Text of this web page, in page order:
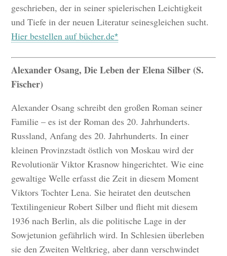
geschrieben, der in seiner spielerischen Leichtigkeit
und Tiefe in der neuen Literatur seinesgleichen sucht.
Hier bestellen auf bücher.de
Alexander Osang, Die Leben der Elena Silber (S.
Fischer)
Alexander Osang schreibt den großen Roman seiner
Familie – es ist der Roman des 20. Jahrhunderts.
Russland, Anfang des 20. Jahrhunderts. In einer
kleinen Provinzstadt östlich von Moskau wird der
Revolutionär Viktor Krasnow hingerichtet. Wie eine
gewaltige Welle erfasst die Zeit in diesem Moment
Viktors Tochter Lena. Sie heiratet den deutschen
Textilingenieur Robert Silber und flieht mit diesem
1936 nach Berlin, als die politische Lage in der
Sowjetunion gefährlich wird. In Schlesien überleben
sie den Zweiten Weltkrieg, aber dann verschwindet